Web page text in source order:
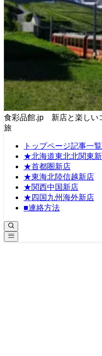
食彩品館.jp 新店と楽しい
旅
トップページ記事一覧
★北海道東北北関東
★首都圏新店
★東海北陸信越新店
★関西中国新店
★四国九州海外新店
■連絡方法